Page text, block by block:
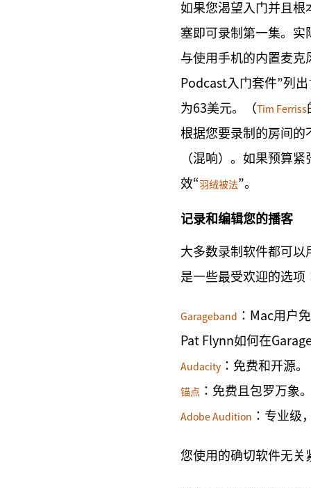
如果您渴望入门并且根
塞即可录制第一集。实
与使用手机的内置麦克
Podcast入门套件”列出
为63美元。（Tim Ferriss
根据您要录制的房间的
（混响）。如果预算
效“羽绒被法”。
记录和编辑您的播客
大多数录制软件都可以
是一些最受欢迎的选项
Garageband
：Mac用户
Pat Flynn如何在
Audacity ：免费和开源。
锚点 ：免费且包罗万象
Adobe Audition ：专业级
您使用的确切软件无关